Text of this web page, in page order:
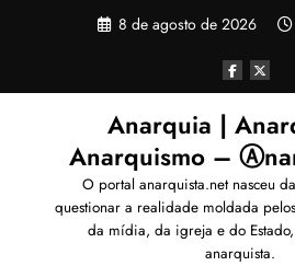
8 de agosto de 2026
Anarquia |
Anarquismo –
O portal anarquista.net nasceu
questionar a realidade moldada
da mídia, da igreja e do Estado,
anarquista.